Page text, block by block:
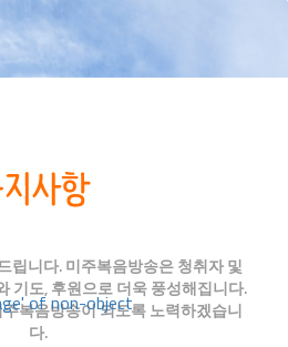
of non-object
립니다. 미주복음방송은 청취자 및
기도, 후원으로 더욱 풍성해집니다.
복음방송이 되도록 노력하겠습니
다.